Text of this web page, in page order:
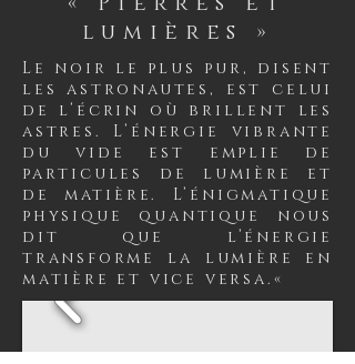
lumières »
Le noir le plus pur, disent
les astronautes, est celui
de l’écrin où brillent les
astres. L’énergie vibrante
du vide est emplie de
particules de lumière et
de matière. L’énigmatique
physique quantique nous
dit que l’énergie
transforme la lumière en
matière et vice versa.«